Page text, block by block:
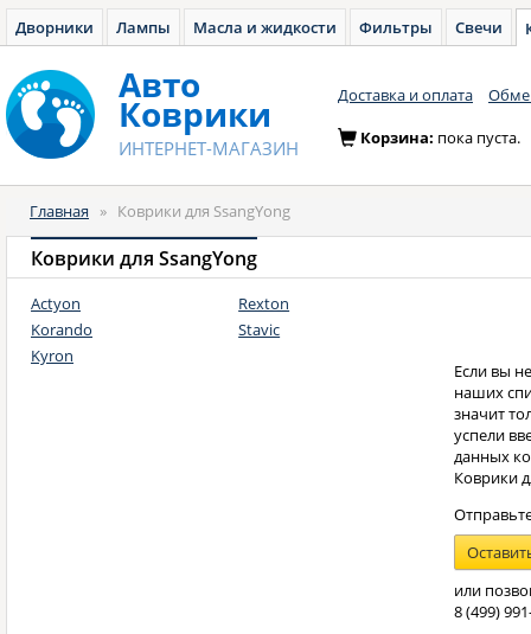
Дворники Лампы Масла и жидкости Фильтры Свечи
Авто
Коврики
ИНТЕРНЕТ-МАГАЗИН
Доставка и оплата
Корзина: пока пуста.
Главная » Коврики для SsangYong
Коврики для SsangYong
Actyon
Korando
Kyron
Rexton
Stavic
Если вы
наших
значит
успели
данных
Коврики
или
8 (499)